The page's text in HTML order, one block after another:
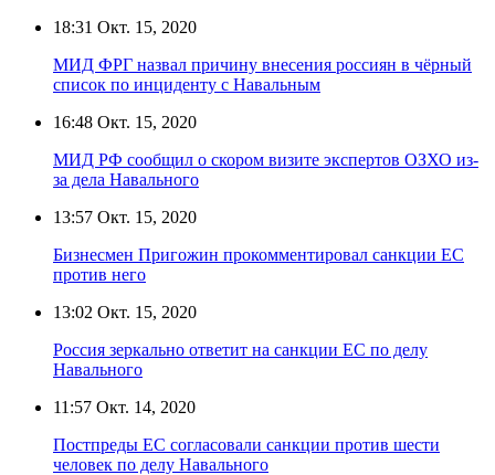
18:31 Окт. 15, 2020
МИД ФРГ назвал причину внесения россиян в чёрный
список по инциденту с Навальным
16:48 Окт. 15, 2020
МИД РФ сообщил о скором визите экспертов ОЗХО из-
за дела Навального
13:57 Окт. 15, 2020
Бизнесмен Пригожин прокомментировал санкции ЕС
против него
13:02 Окт. 15, 2020
Россия зеркально ответит на санкции ЕС по делу
Навального
11:57 Окт. 14, 2020
Постпреды ЕС согласовали санкции против шести
человек по делу Навального